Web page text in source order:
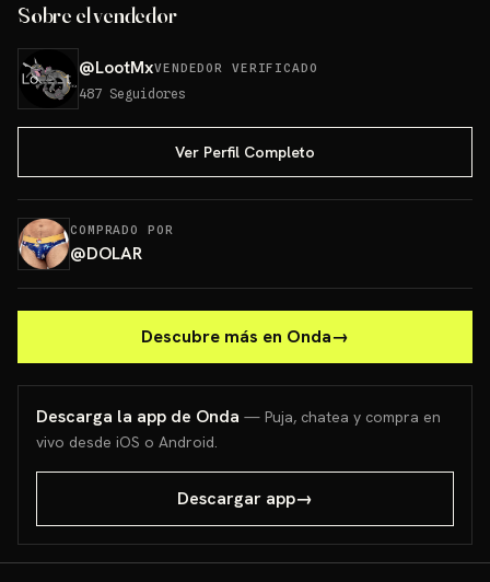
Sobre el vendedor
@LootMxVENDEDOR VERIFICADO
487 Seguidores
Ver Perfil Completo
COMPRADO POR
@DOLAR
Descubre más en Onda→
Descarga la app de Onda — Puja, chatea y compra en
vivo desde iOS o Android.
Descargar app→